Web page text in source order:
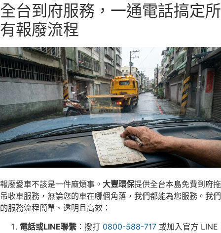
全台到府服務，一通電話搞定所
有報廢流程
報廢愛車不該是一件麻煩事。 大豐環保提供全台本島免費到府拖
吊收車服務，無論您的車在哪個角落，我們都能為您服務。我們
的服務流程簡單、透明且高效：
電話或LINE聯繫 ：撥打 0800-588-717 或加入官方 LINE